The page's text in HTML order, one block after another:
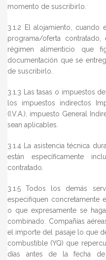
momento de suscribirlo.
3.1.2 El alojamiento, cuando
programa/oferta
régimen alimenticio que
documentación que se
de suscribirlo.
3.1.3 Las tasas o impuestos
los impuestos indirectos
(I.V.A.), impuesto General
sean aplicables.
3.1.4 La asistencia técnica
están específicamente
contratado.
3.1.5 Todos los demás
especifiquen concretamente
o que expresamente se
combinado. Compañías
el importe del pasaje lo que
combustible (YQ) que
días antes de la fecha de